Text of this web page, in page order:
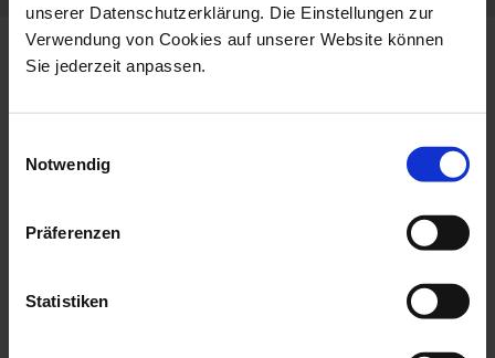
unserer Datenschutzerklärung. Die Einstellungen zur
Verwendung von Cookies auf unserer Website können
Sie jederzeit anpassen.
Notwendig
Präferenzen
Statistiken
more products from the gents